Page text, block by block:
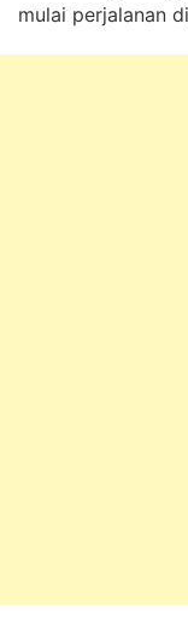
mulai perjalanan